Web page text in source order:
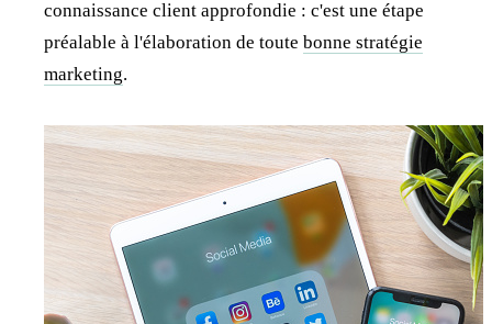
connaissance client approfondie : c'est une étape
préalable à l'élaboration de toute bonne stratégie
marketing.